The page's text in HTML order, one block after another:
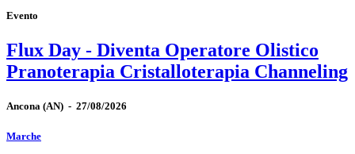
Evento
Flux Day - Diventa Operatore Olistico
Pranoterapia Cristalloterapia Channeling
Ancona (AN) - 27/08/2026
Marche